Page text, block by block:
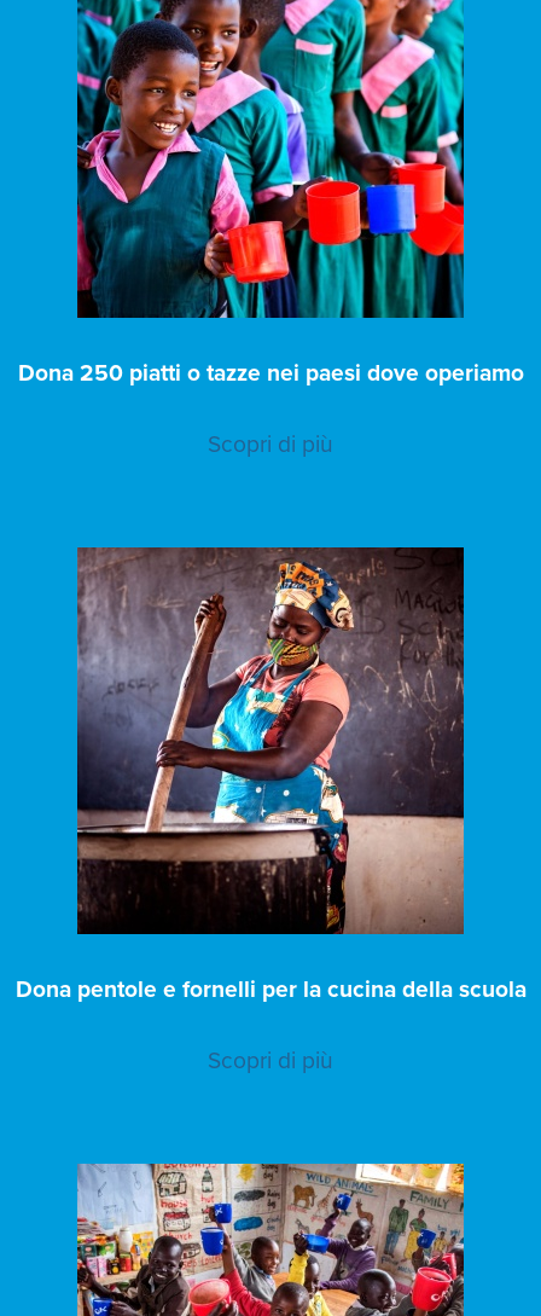
Dona 250 piatti o tazze nei paesi dove operiamo
Scopri di più
Dona pentole e fornelli per la cucina della scuola
Scopri di più